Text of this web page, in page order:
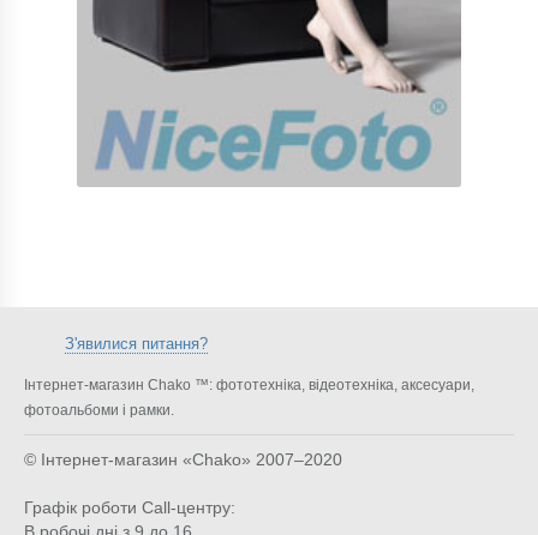
З'явилися питання?
Інтернет-магазин Chako ™: фототехніка, відеотехніка, аксесуари,
фотоальбоми і рамки.
© Інтернет-магазин «Chako» 2007–2020
Графік роботи Call-центру: